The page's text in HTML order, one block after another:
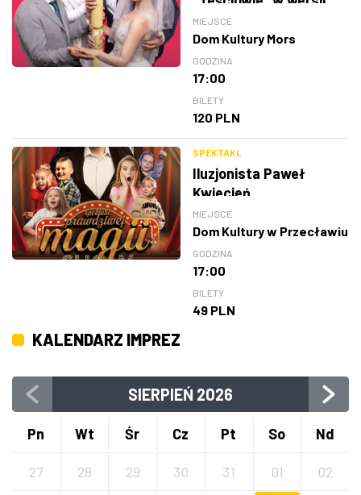
teatralnej
MIEJSCE
Dom Kultury Mors
GODZINA
17:00
BILETY
120 PLN
SPEKTAKL
Iluzjonista Paweł
Kwiecień
MIEJSCE
Dom Kultury w Przecławiu
GODZINA
17:00
BILETY
49 PLN
KALENDARZ IMPREZ
SIERPIEŃ 2026
Pn Wt Śr Cz Pt So Nd
27 28 29 30 31 01 02